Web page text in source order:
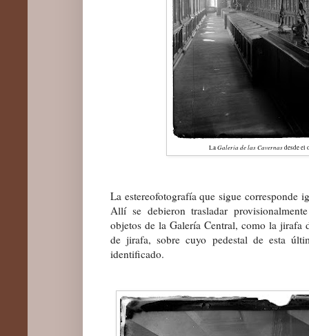
LaGalería de las Cavernasdesde el
La estereofotografía que sigue corresponde
Allí se debieron trasladar
objetos de la Galería Central, como la jirafa
de jirafa, sobre cuyo pedestal de esta
identificado.